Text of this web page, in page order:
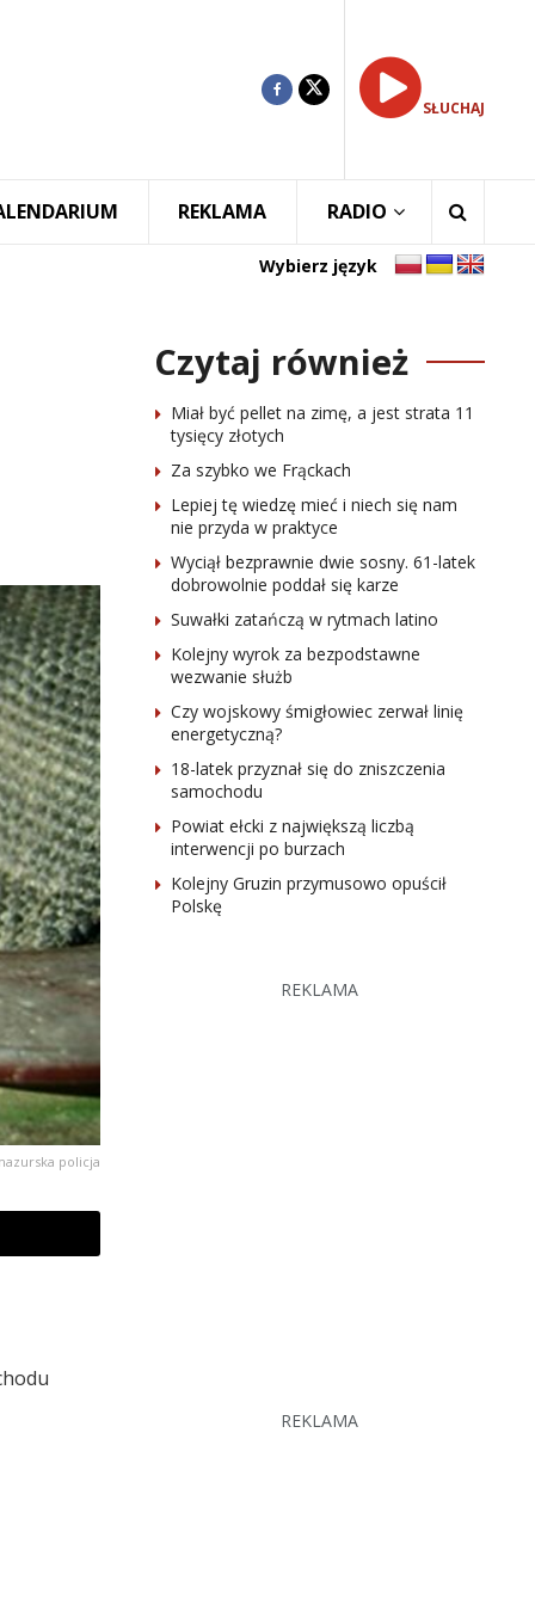
SŁUCHAJ
REKLAMA RADIO
Wybierz język
policja
Czytaj również
Miał być pellet na zimę, a jest strata 11
tysięcy złotych
Za szybko we Frąckach
Lepiej tę wiedzę mieć i niech się nam
nie przyda w praktyce
Wyciął bezprawnie dwie sosny. 61-latek
dobrowolnie poddał się karze
Suwałki zatańczą w rytmach latino
Kolejny wyrok za bezpodstawne
wezwanie służb
Czy wojskowy śmigłowiec zerwał linię
energetyczną?
18-latek przyznał się do zniszczenia
samochodu
Powiat ełcki z największą liczbą
interwencji po burzach
Kolejny Gruzin przymusowo opuścił
Polskę
REKLAMA
REKLAMA